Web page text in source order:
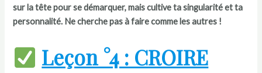
sur la tête pour se démarquer, mais cultive ta singularité et ta
personnalité. Ne cherche pas à faire comme les autres !
Leçon °4 : CROIRE